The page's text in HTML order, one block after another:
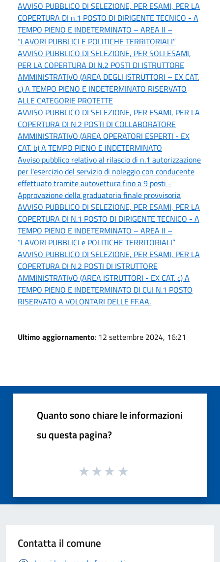
AVVISO PUBBLICO DI SELEZIONE, PER ESAMI, PER LA
COPERTURA DI n.1 POSTO DI DIRIGENTE TECNICO - A
TEMPO PIENO E INDETERMINATO – AREA II –
“LAVORI PUBBLICI E POLITICHE TERRITORIALI”
AVVISO PUBBLICO DI SELEZIONE, PER SOLI ESAMI,
PER LA COPERTURA DI N.2 POSTI DI ISTRUTTORE
AMMINISTRATIVO (AREA DEGLI ISTRUTTORI – EX CAT.
c) A TEMPO PIENO E INDETERMINATO RISERVATO
ALLE CATEGORIE PROTETTE
AVVISO PUBBLICO DI SELEZIONE, PER ESAMI, PER LA
COPERTURA DI N.2 POSTI DI COLLABORATORE
AMMINISTRATIVO (AREA OPERATORI ESPERTI - EX
CAT. b) A TEMPO PIENO E INDETERMINATO
Avviso pubblico relativo al rilascio di n.1 autorizzazione
per l'esercizio del servizio di noleggio con conducente
effettuato tramite autovettura fino a 9 posti -
Approvazione della graduatoria finale provvisoria
AVVISO PUBBLICO DI SELEZIONE, PER ESAMI, PER LA
COPERTURA DI N.1 POSTO DI DIRIGENTE TECNICO - A
TEMPO PIENO E INDETERMINATO – AREA II –
“LAVORI PUBBLICI e POLITICHE TERRITORIALI”
AVVISO PUBBLICO DI SELEZIONE, PER ESAMI, PER LA
COPERTURA DI N.2 POSTI DI ISTRUTTORE
AMMINISTRATIVO (AREA ISTRUTTORI - EX CAT. c) A
TEMPO PIENO E INDETERMINATO DI CUI N.1 POSTO
RISERVATO A VOLONTARI DELLE FF.AA.
Ultimo aggiornamento: 12 settembre 2024, 16:21
Quanto sono chiare le informazioni
su questa pagina?
Contatta il comune